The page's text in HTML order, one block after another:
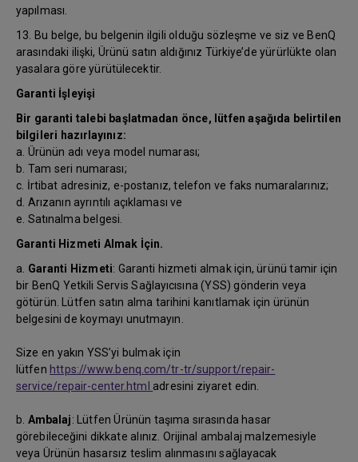
yapılması.
13. Bu belge, bu belgenin ilgili olduğu sözleşme ve siz ve BenQ
arasındaki ilişki, Ürünü satın aldığınız Türkiye’de yürürlükte olan
yasalara göre yürütülecektir.
Garanti İşleyişi
Bir garanti talebi başlatmadan önce, lütfen aşağıda belirtilen
bilgileri hazırlayınız:
a. Ürünün adı veya model numarası;
b. Tam seri numarası;
c. İrtibat adresiniz, e-postanız, telefon ve faks numaralarınız;
d. Arızanın ayrıntılı açıklaması ve
e. Satınalma belgesi.
Garanti Hizmeti Almak İçin.
a. Garanti Hizmeti: Garanti hizmeti almak için, ürünü tamir için
bir BenQ Yetkili Servis Sağlayıcısına (YSS) gönderin veya
götürün. Lütfen satın alma tarihini kanıtlamak için ürünün
belgesini de koymayı unutmayın.
Size en yakın YSS’yi bulmak için
lütfen https://www.benq.com/tr-tr/support/repair-
service/repair-center.html adresini ziyaret edin.
b. Ambalaj: Lütfen Ürünün taşıma sırasında hasar
görebileceğini dikkate alınız. Orijinal ambalaj malzemesiyle
veya Ürünün hasarsız teslim alınmasını sağlayacak